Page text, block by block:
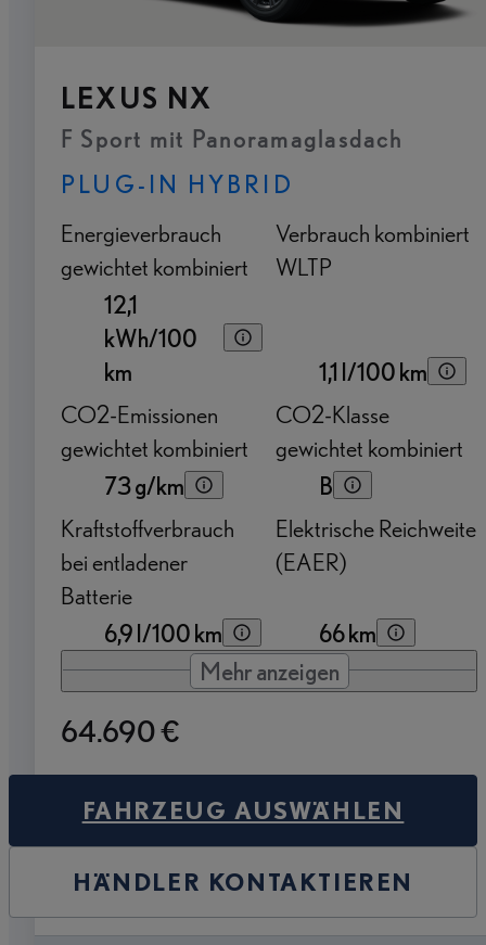
LEXUS NX
F Sport mit Panoramaglasdach
PLUG-IN HYBRID
Energieverbrauch
gewichtet kombiniert
12,1
kWh/100
km
Verbrauch kombiniert
WLTP
1,1 l/100 km
CO2-Emissionen
gewichtet kombiniert
73 g/km
CO2-Klasse
gewichtet kombiniert
B
Kraftstoffverbrauch
bei entladener
Batterie
6,9 l/100 km
Elektrische Reichweite
(EAER)
66 km
Mehr anzeigen
64.690 €
FAHRZEUG AUSWÄHLEN
HÄNDLER KONTAKTIEREN